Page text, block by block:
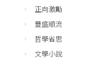
正向激勵
豐盛順流
哲學省思
文學小說